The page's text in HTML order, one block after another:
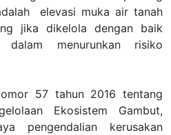
elevasi muka air tanah
jika dikelola dengan baik
menurunkan risiko
57 tahun 2016 tentang
Ekosistem Gambut,
pengendalian kerusakan